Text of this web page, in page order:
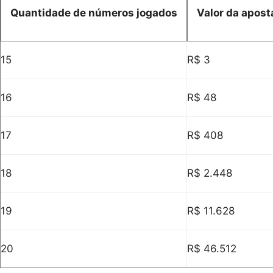
Quantidade de números jogados Valor da
15 R$ 3
16 R$ 48
17 R$ 408
18 R$ 2.448
19 R$ 11.628
20 R$ 46.512